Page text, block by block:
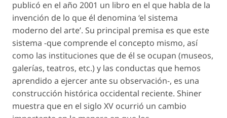
publicó en el año 2001 un libro en el que habla de la
invención de lo que él denomina ‘el sistema
moderno del arte’. Su principal premisa es que este
sistema -que comprende el concepto mismo, así
como las instituciones que de él se ocupan (museos,
galerías, teatros, etc.) y las conductas que hemos
aprendido a ejercer ante su observación-, es una
construcción histórica occidental reciente. Shiner
muestra que en el siglo XV ocurrió un cambio